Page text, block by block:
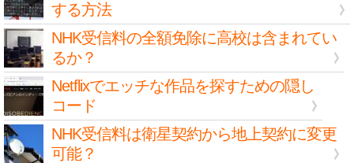
する方法
NHK受信料の全額免除に高校は含まれてい
るか？
Netflixでエッチな作品を探すための隠し
コード
NHK受信料は衛星契約から地上契約に変更
可能？